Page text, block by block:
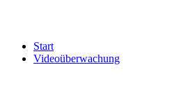
Start
Videoüberwachung